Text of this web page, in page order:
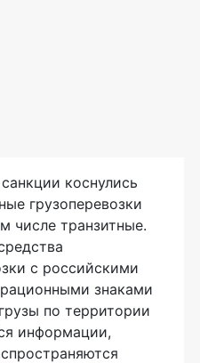
коснулись
грузоперевозки
числе транзитные.
с российскими
знаками
по территории
информации,